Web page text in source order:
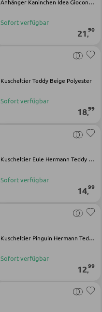
Anhänger Kaninchen Idea Gioconda grün Angora
Sofort verfügbar
21,90
Kuscheltier Teddy Beige Polyester
Sofort verfügbar
18,99
Kuscheltier Eule Hermann Teddy Original braun Acryl Polyester
Sofort verfügbar
14,99
Kuscheltier Pinguin Hermann Teddy Original mehrfarbig Polyester
Sofort verfügbar
12,99